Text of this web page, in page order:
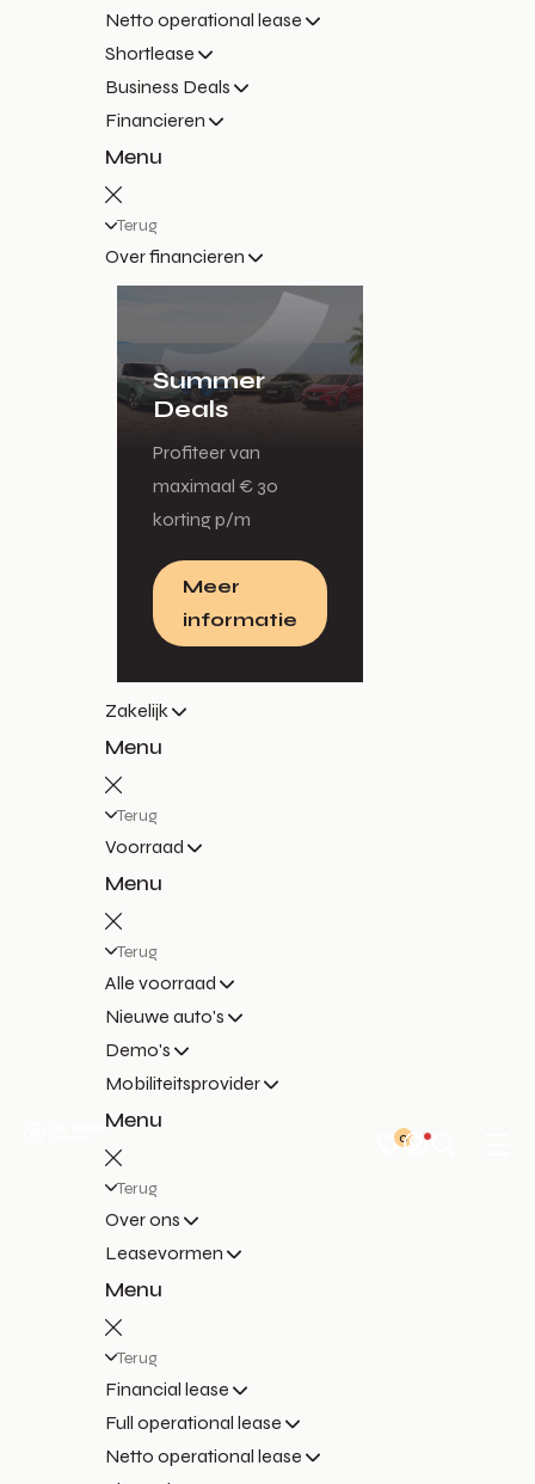
Netto operational lease
Shortlease
Business Deals
Financieren
Menu
Terug
Over financieren
Summer
Deals
Profiteer van
maximaal € 30
korting p/m
Meer
informatie
Zakelijk
Menu
Terug
Voorraad
Menu
Terug
Alle voorraad
Nieuwe auto's
Demo's
Mobiliteitsprovider
Menu
Terug
Over ons
Leasevormen
Menu
Terug
Financial lease
Full operational lease
Netto operational lease
0